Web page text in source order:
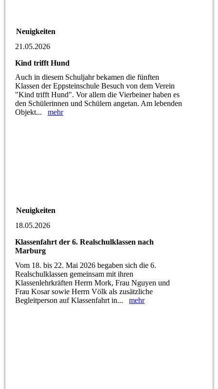
Neuigkeiten
21.05.2026
Kind trifft Hund
Auch in diesem Schuljahr bekamen die fünften
Klassen der Eppsteinschule Besuch von dem Verein
"Kind trifft Hund". Vor allem die Vierbeiner haben es
den Schülerinnen und Schülern angetan. Am lebenden
Objekt...mehr
Neuigkeiten
18.05.2026
Klassenfahrt der 6. Realschulklassen nach
Marburg
Vom 18. bis 22. Mai 2026 begaben sich die 6.
Realschulklassen gemeinsam mit ihren
Klassenlehrkräften Herrn Mork, Frau Nguyen und
Frau Kosar sowie Herrn Völk als zusätzliche
Begleitperson auf Klassenfahrt in...mehr